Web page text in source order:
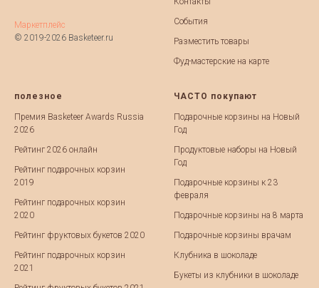
Маркетплейс
© 2019-2026 Basketeer.ru
События
Разместить товары
Фуд-мастерские на карте
полезное
Премия Basketeer Awards Russia
2026
Рейтинг 2026 онлайн
Рейтинг подарочных корзин
2019
Рейтинг подарочных корзин
2020
Рейтинг фруктовых букетов 2020
Рейтинг подарочных корзин
2021
ЧАСТО покупают
Подарочные корзины на Новый
Год
Продуктовые наборы на Новый
Год
Подарочные корзины к 23
февраля
Подарочные корзины на 8 марта
Подарочные корзины врачам
Клубника в шоколаде
Букеты из клубники в шоколаде